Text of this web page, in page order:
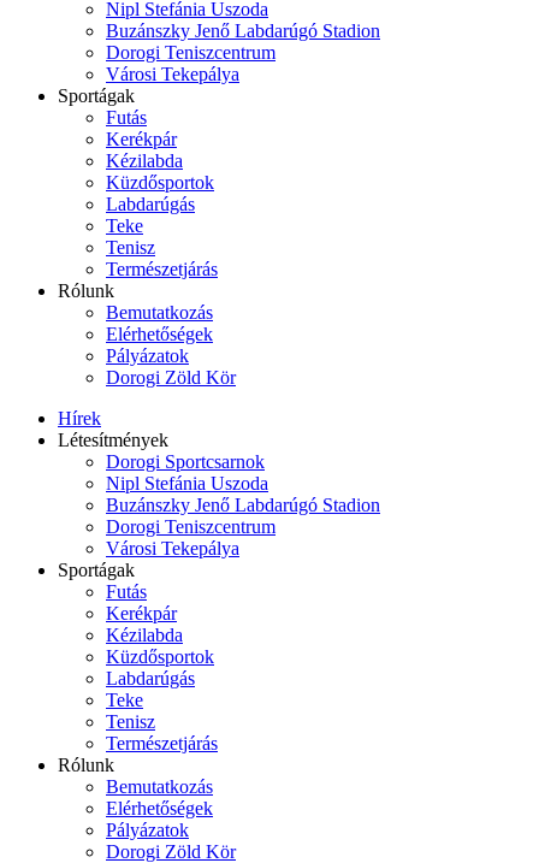
Nipl Stefánia Uszoda
Buzánszky Jenő Labdarúgó Stadion
Dorogi Teniszcentrum
Városi Tekepálya
Sportágak
Futás
Kerékpár
Kézilabda
Küzdősportok
Labdarúgás
Teke
Tenisz
Természetjárás
Rólunk
Bemutatkozás
Elérhetőségek
Pályázatok
Dorogi Zöld Kör
Hírek
Létesítmények
Dorogi Sportcsarnok
Nipl Stefánia Uszoda
Buzánszky Jenő Labdarúgó Stadion
Dorogi Teniszcentrum
Városi Tekepálya
Sportágak
Futás
Kerékpár
Kézilabda
Küzdősportok
Labdarúgás
Teke
Tenisz
Természetjárás
Rólunk
Bemutatkozás
Elérhetőségek
Pályázatok
Dorogi Zöld Kör